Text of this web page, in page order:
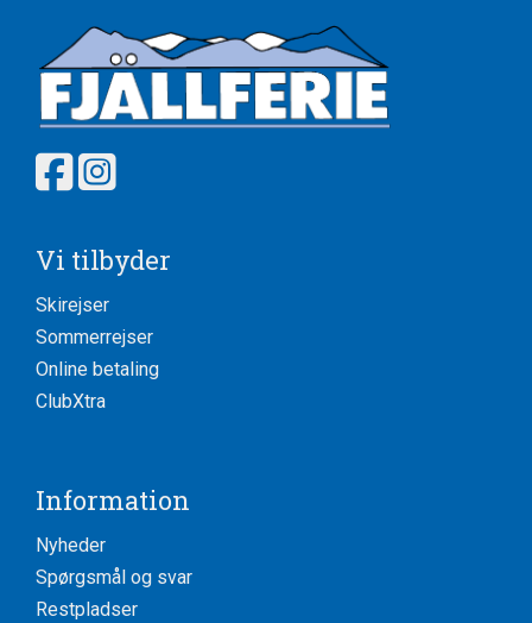
Vi tilbyder
Skirejser
Sommerrejser
Online betaling
ClubXtra
Information
Nyheder
Spørgsmål og svar
Restpladser